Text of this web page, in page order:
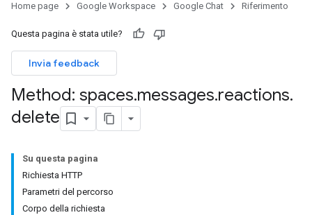
Home page Google Workspace Google Chat Riferimento
Questa pagina è stata utile?
Invia feedback
Method: spaces.messages.reactions.
delete
Su questa pagina
Richiesta HTTP
Parametri del percorso
Corpo della richiesta